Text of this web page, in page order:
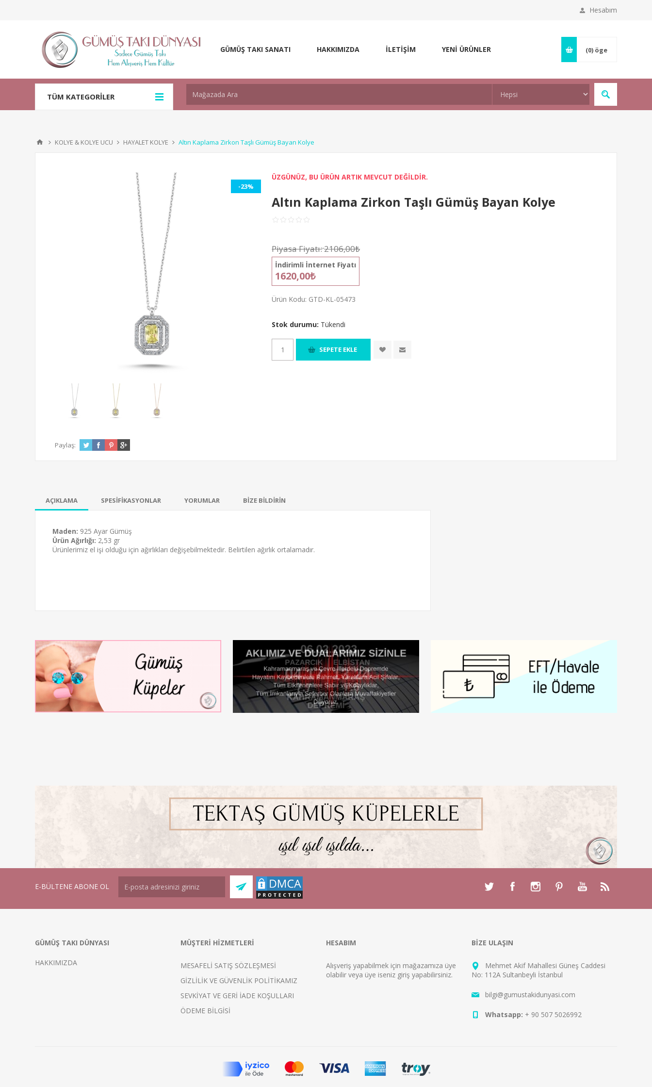
Hesabım
GÜMÜŞ TAKI SANATI HAKKIMIZDA İLETİŞİM YENİ ÜRÜNLER (0) öge
TÜM KATEGORİLER
KOLYE & KOLYE UCU HAYALET KOLYE Altın Kaplama Zirkon Taşlı Gümüş Bayan Kolye
-23%
ÜZGÜNÜZ, BU ÜRÜN ARTIK MEVCUT DEĞİLDİR.
Altın Kaplama Zirkon Taşlı Gümüş Bayan Kolye
Piyasa Fiyatı:2106,00₺
İndirimli İnternet Fiyatı
1620,00₺
Ürün Kodu: GTD-KL-05473
Stok durumu: Tükendi
Paylaş:
AÇIKLAMA SPESİFİKASYONLAR YORUMLAR BİZE BİLDİRİN
Maden: 925 Ayar Gümüş
Ürün Ağırlığı: 2,53 gr
Ürünlerimiz el işi olduğu için ağırlıkları değişebilmektedir. Belirtilen ağırlık ortalamadır.
E-BÜLTENE ABONE OL
GÜMÜŞ TAKI DÜNYASI
HAKKIMIZDA
MÜŞTERİ HİZMETLERİ
MESAFELİ SATIŞ SÖZLEŞMESİ
GİZLİLİK VE GÜVENLİK POLİTİKAMIZ
SEVKİYAT VE GERİ İADE KOŞULLARI
ÖDEME BİLGİSİ
HESABIM
Alışveriş yapabilmek için mağazamıza üye
olabilir veya üye iseniz giriş yapabilirsiniz.
BİZE ULAŞIN
Mehmet Akif Mahallesi Güneş Caddesi
No: 112A Sultanbeyli İstanbul
bilgi@gumustakidunyasi.com
Whatsapp: + 90 507 5026992